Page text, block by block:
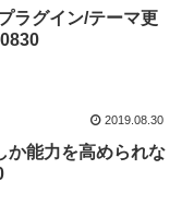
ラグイン/テーマ更
2019.08.30
か能力を高められな